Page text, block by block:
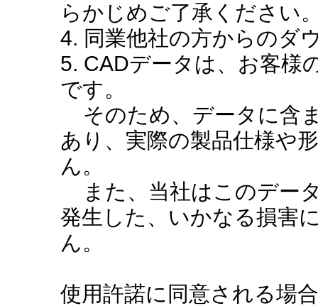
らかじめご了承ください
4. 同業他社の方からのダ
5. CADデータは、お客様
です。
そのため、データに含
あり、実際の製品仕様や
ん。
また、当社はこのデー
発生した、いかなる損害
ん。
使用許諾に同意される場